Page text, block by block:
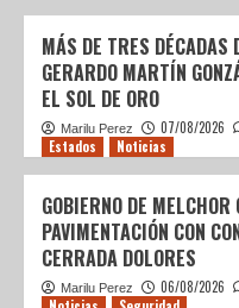
MÁS DE TRES
GERARDO MARTÍN
EL SOL DE ORO
Marilu Perez 07/08/2026
Estados Noticias
GOBIERNO DE
PAVIMENTACIÓN CON
CERRADA DOLORES
Marilu Perez 06/08/2026